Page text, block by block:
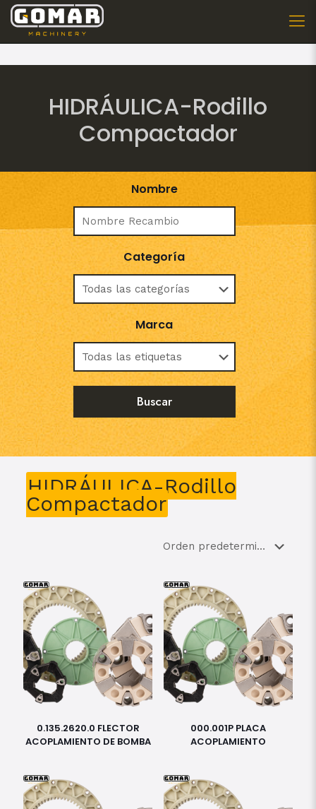
HIDRÁULICA-Rodillo
Compactador
Nombre
Categoría
Marca
HIDRÁULICA-Rodillo
Compactador
0.135.2620.0 FLECTOR
ACOPLAMIENTO DE BOMBA
000.001P PLACA
ACOPLAMIENTO